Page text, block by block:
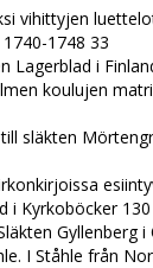
vihittyjen
1748 33
Lagerblad i
koulujen
släkten
i Kyrkoböcker 130
Gyllenberg
I Ståhle från